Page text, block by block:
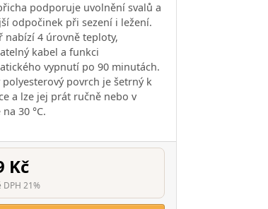
podporuje uvolnění svalů a
odpočinek při sezení i ležení.
nabízí 4 úrovně teploty,
kabel a funkci
vypnutí po 90 minutách.
polyesterový povrch je šetrný k
a lze jej prát ručně nebo v
30 °C.
Kč
DPH 21%